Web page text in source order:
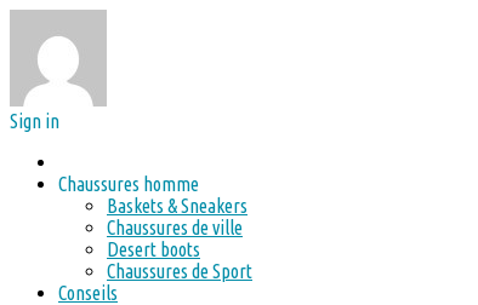
Sign in
Chaussures homme
Baskets & Sneakers
Chaussures de ville
Desert boots
Chaussures de Sport
Conseils